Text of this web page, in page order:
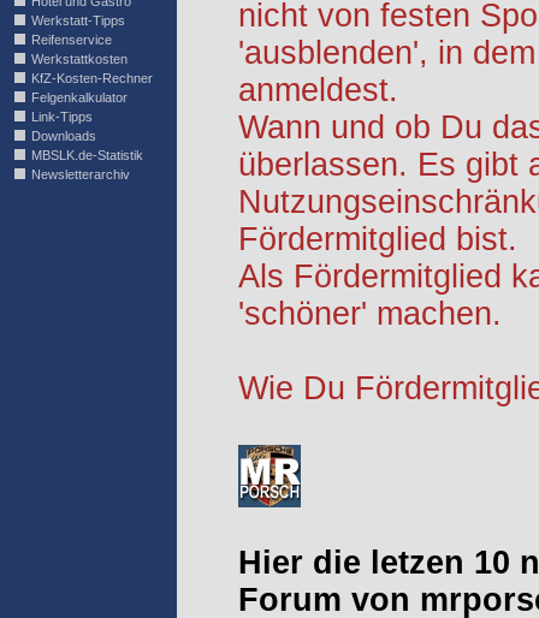
Werkstatt-Tipps
Reifenservice
Werkstattkosten
KfZ-Kosten-Rechner
Felgenkalkulator
Link-Tipps
Downloads
MBSLK.de-Statistik
Newsletterarchiv
nicht von festen
'ausblenden', in
anmeldest.
Wann und ob Du
überlassen. Es gibt
Fördermitglied bist.
Als Fördermitglied
'schöner' machen.
Wie Du
Hier die letzen 10
Forum von